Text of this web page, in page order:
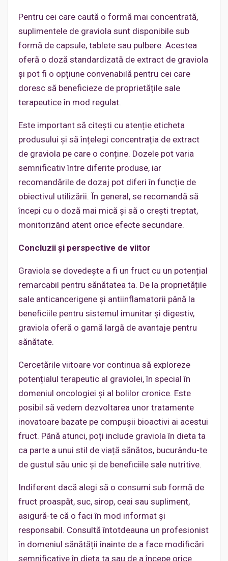
Pentru cei care caută o formă mai concentrată,
suplimentele de graviola sunt disponibile sub
formă de capsule, tablete sau pulbere. Acestea
oferă o doză standardizată de extract de graviola
și pot fi o opțiune convenabilă pentru cei care
doresc să beneficieze de proprietățile sale
terapeutice în mod regulat.
Este important să citești cu atenție eticheta
produsului și să înțelegi concentrația de extract
de graviola pe care o conține. Dozele pot varia
semnificativ între diferite produse, iar
recomandările de dozaj pot diferi în funcție de
obiectivul utilizării. În general, se recomandă să
începi cu o doză mai mică și să o crești treptat,
monitorizând atent orice efecte secundare.
Concluzii și perspective de viitor
Graviola se dovedește a fi un fruct cu un potențial
remarcabil pentru sănătatea ta. De la proprietățile
sale anticancerigene și antiinflamatorii până la
beneficiile pentru sistemul imunitar și digestiv,
graviola oferă o gamă largă de avantaje pentru
sănătate.
Cercetările viitoare vor continua să exploreze
potențialul terapeutic al graviolei, în special în
domeniul oncologiei și al bolilor cronice. Este
posibil să vedem dezvoltarea unor tratamente
inovatoare bazate pe compușii bioactivi ai acestui
fruct. Până atunci, poți include graviola în dieta ta
ca parte a unui stil de viață sănătos, bucurându-te
de gustul său unic și de beneficiile sale nutritive.
Indiferent dacă alegi să o consumi sub formă de
fruct proaspăt, suc, sirop, ceai sau supliment,
asigură-te că o faci în mod informat și
responsabil. Consultă întotdeauna un profesionist
în domeniul sănătății înainte de a face modificări
semnificative în dieta ta sau de a începe orice